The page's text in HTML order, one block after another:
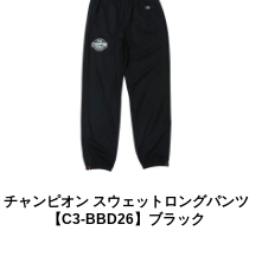
チャンピオン スウェットロングパンツ
【C3-BBD26】ブラック